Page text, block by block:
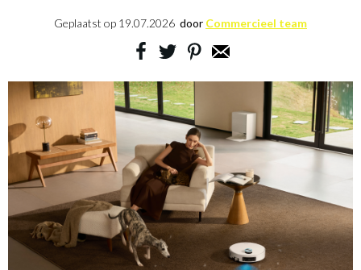
Geplaatst op 19.07.2026 door Commercieel team